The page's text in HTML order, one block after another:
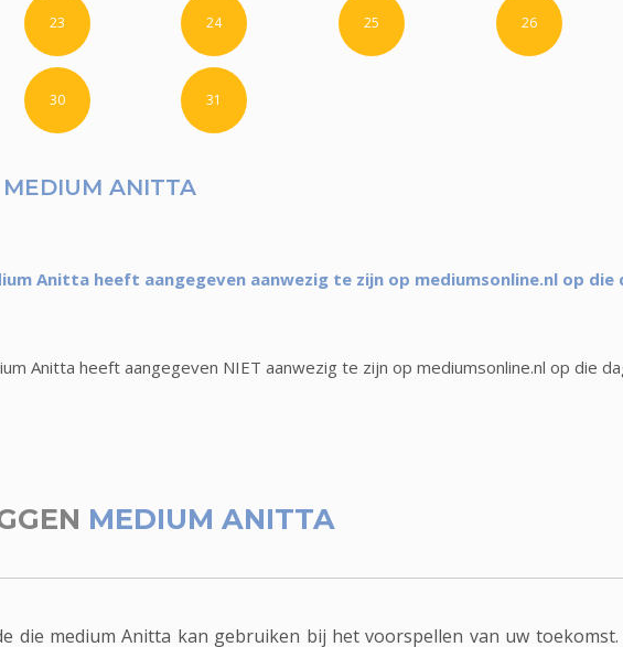
23 24 25 26
30 31
ANITTA
Anitta heeft aangegeven aanwezig te zijn op mediumsonline.nl op die
Anitta heeft aangegeven NIET aanwezig te zijn op mediumsonline.nl op die
MEDIUM ANITTA
die medium Anitta kan gebruiken bij het voorspellen van uw